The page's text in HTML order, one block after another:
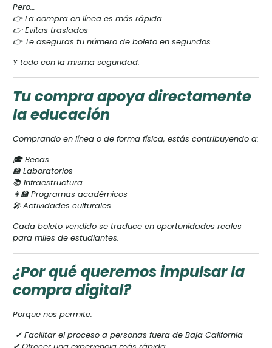
Pero…
👉 La compra en línea es más rápida
👉 Evitas traslados
👉 Te aseguras tu número de boleto en segundos
Y todo con la misma seguridad.
Tu compra apoya directamente
la educación
Comprando en línea o de forma física, estás contribuyendo a:
🎓 Becas
🏫 Laboratorios
📚 Infraestructura
👩‍🏫 Programas académicos
🎤 Actividades culturales
Cada boleto vendido se traduce en oportunidades reales
para miles de estudiantes.
¿Por qué queremos impulsar la
compra digital?
Porque nos permite:
✔ Facilitar el proceso a personas fuera de Baja California